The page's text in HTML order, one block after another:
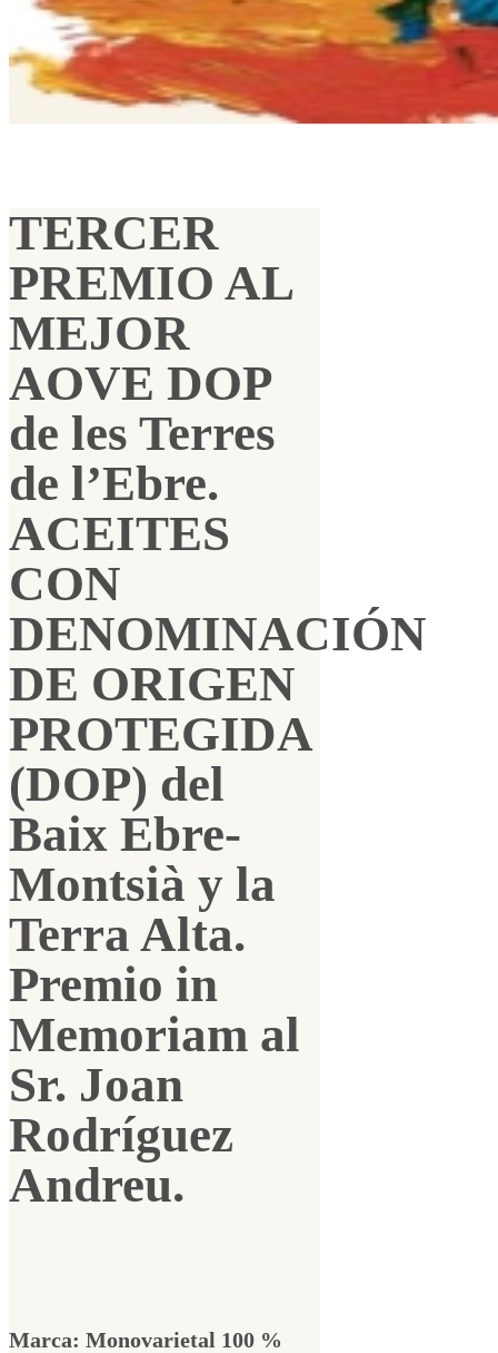
TERCER
PREMIO AL
MEJOR
AOVE DOP
de les Terres
de l’Ebre.
ACEITES
CON
DENOMINACIÓN
DE ORIGEN
PROTEGIDA
(DOP) del
Baix Ebre-
Montsià y la
Terra Alta.
Premio in
Memoriam al
Sr. Joan
Rodríguez
Andreu.
Marca: Monovarietal 100 %